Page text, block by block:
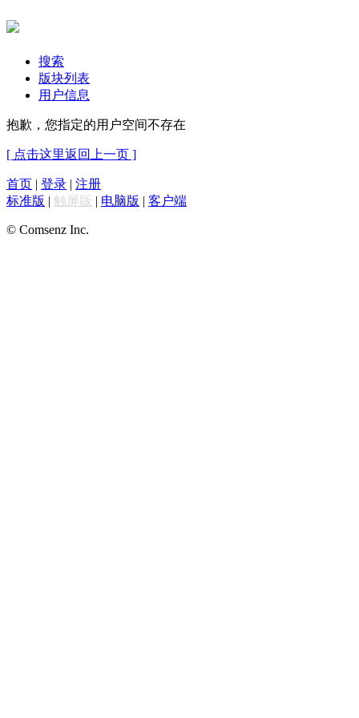
搜索
版块列表
用户信息
抱歉，您指定的用户空间不存在
[ 点击这里返回上一页 ]
首页 | 登录 | 注册
标准版 | 触屏版 | 电脑版 | 客户端
© Comsenz Inc.